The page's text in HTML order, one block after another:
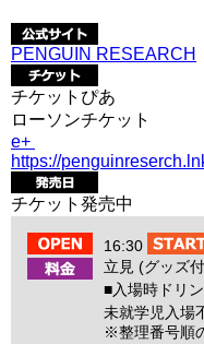
PENGUIN RESEARCH
チケットぴあ
ローソンチケット
e+
https://
チケット発売中
16:30
立見 (グッズ
■入場時ドリ
未就学児入場
※整理番号順